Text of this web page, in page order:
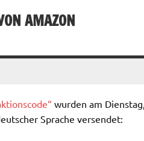
AMAZON
wurden am Dienstag,
Sprache versendet: